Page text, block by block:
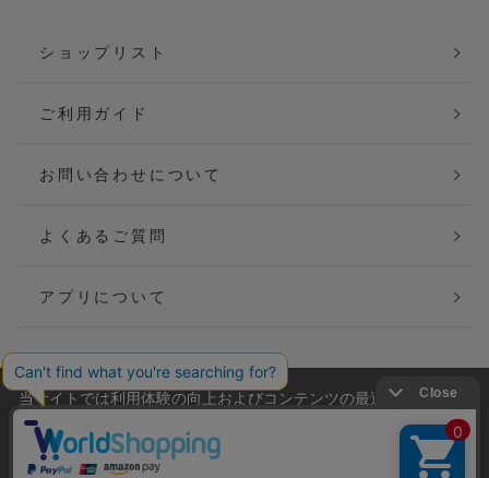
ショップリスト
ご利用ガイド
お問い合わせについて
よくあるご質問
アプリについて
会社概要
ご利用規約
当サイトでは利用体験の向上およびコンテンツの最適な提供、ト
ラフィックの分析を目的としてCookieを使用しています。
サイトの閲覧を継続された場合、Cookieの利用に同意したことも
のといたします。